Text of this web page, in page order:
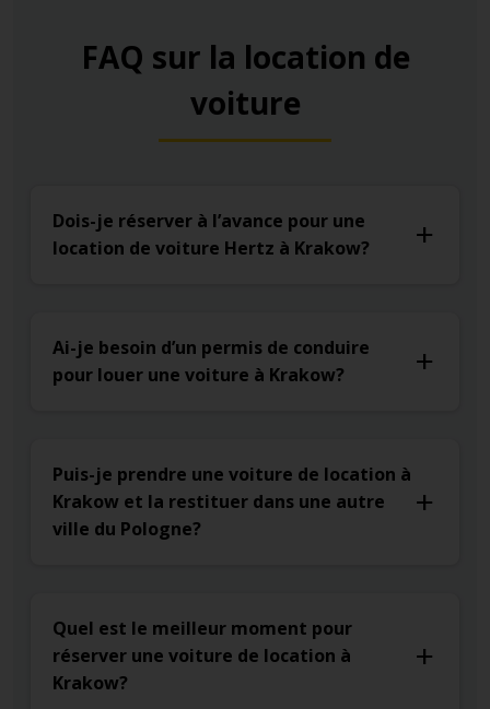
FAQ sur la location de
voiture
Dois-je réserver à l’avance pour une
location de voiture Hertz à Krakow?
Ai-je besoin d’un permis de conduire
pour louer une voiture à Krakow?
Puis-je prendre une voiture de location à
Krakow et la restituer dans une autre
ville du Pologne?
Quel est le meilleur moment pour
réserver une voiture de location à
Krakow?